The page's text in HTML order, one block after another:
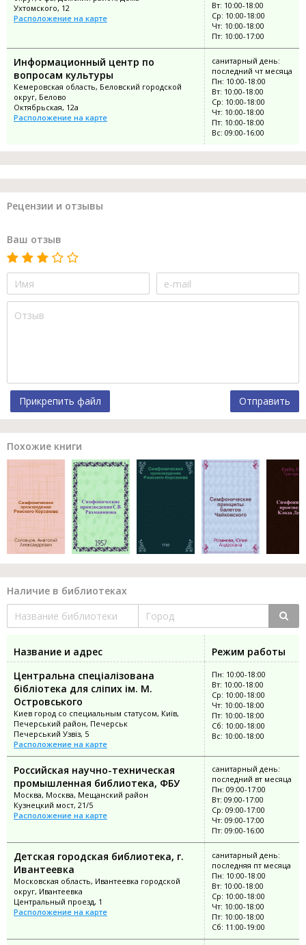
Ухтомского, 12
Расположение на карте
Вт: 10:00-18:00
Ср: 10:00-18:00
Чт: 10:00-18:00
Пт: 10:00-17:00
Информационный центр по
вопросам культуры
Кемеровская область, Беловский городской
округ, Белово
Октябрьская, 12а
Расположение на карте
санитарный день:
последний чт месяца
Пн: 10:00-18:00
Вт: 10:00-18:00
Ср: 10:00-18:00
Чт: 10:00-18:00
Пт: 10:00-18:00
Вс: 09:00-16:00
Рецензии и отзывы
Ваш отзыв
Прикрепить файл Отправить
Похожие книги
Наличие в библиотеках
Название и адрес
Режим работы
Центральна спеціалізована
бібліотека для сліпих ім. М.
Островського
Киев город со специальным статусом, Київ,
Печерський район, Печерськ
Печерський Узвіз, 5
Расположение на карте
Пн: 10:00-18:00
Вт: 10:00-18:00
Ср: 10:00-18:00
Чт: 10:00-18:00
Пт: 10:00-18:00
Сб: 10:00-18:00
Вс: 10:00-18:00
Российская научно-техническая
промышленная библиотека, ФБУ
Москва, Москва, Мещанский район
Кузнецкий мост, 21/5
Расположение на карте
санитарный день:
последний вт месяца
Пн: 09:00-17:00
Вт: 09:00-17:00
Ср: 09:00-17:00
Чт: 09:00-17:00
Пт: 09:00-16:00
Детская городская библиотека, г.
Ивантеевка
Московская область, Ивантеевка городской
округ, Ивантеевка
Центральный проезд, 1
Расположение на карте
санитарный день:
последняя пт месяца
Пн: 10:00-18:00
Вт: 10:00-18:00
Ср: 10:00-18:00
Чт: 10:00-18:00
Пт: 10:00-18:00
Сб: 11:00-19:00